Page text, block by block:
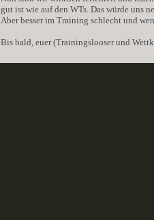
gut ist wie auf den WTs. Das würde uns
Aber besser im Training schlecht und
Bis bald, euer (Trainingslooser und